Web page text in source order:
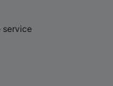
service